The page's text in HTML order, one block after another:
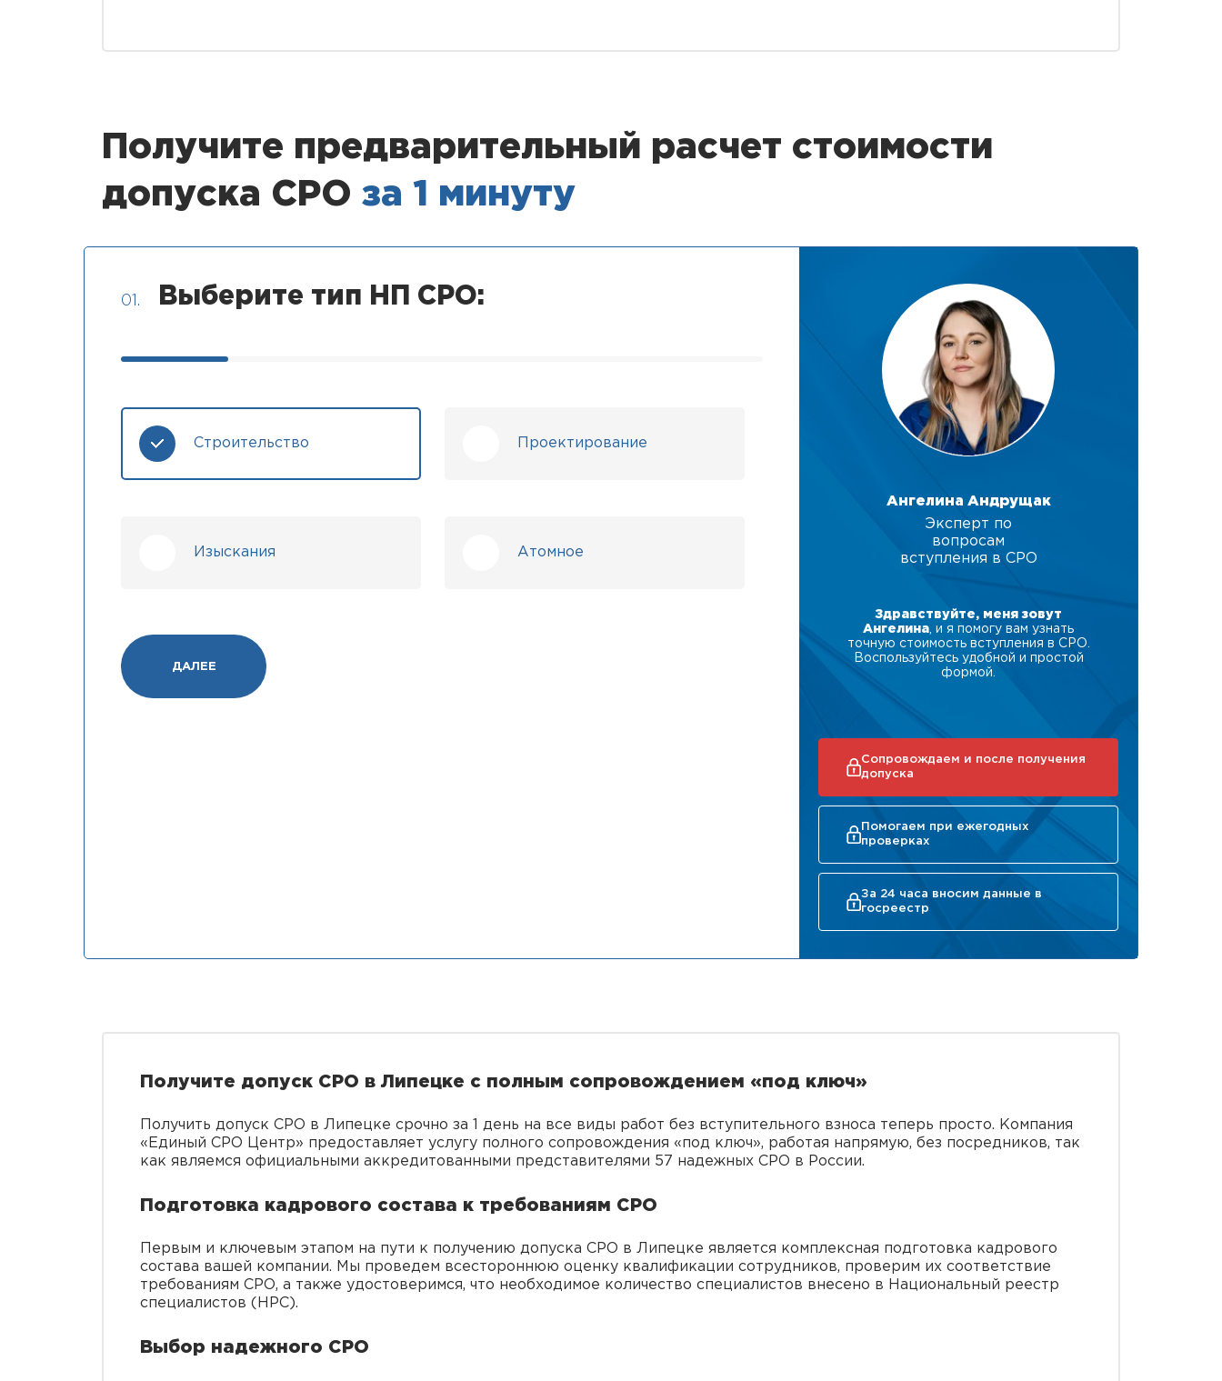
Получите предварительный расчет стоимости
допуска СРО за 1 минуту
01. Выберите тип НП СРО:
Строительство Проектирование
Изыскания Атомное
ДАЛЕЕ
Ангелина Андрущак
Эксперт по
вопросам
вступления в СРО
Здравствуйте, меня зовут
Ангелина , и я помогу вам узнать
точную стоимость вступления в СРО.
Воспользуйтесь удобной и простой
формой.
Сопровождаем и после получения
допуска
Помогаем при ежегодных
проверках
За 24 часа вносим данные в
госреестр
Получите допуск СРО в Липецке с полным сопровождением «под ключ»
Получить допуск СРО в Липецке срочно за 1 день на все виды работ без вступительного взноса теперь просто. Компания
«Единый СРО Центр» предоставляет услугу полного сопровождения «под ключ», работая напрямую, без посредников, так
как являемся официальными аккредитованными представителями 57 надежных СРО в России.
Подготовка кадрового состава к требованиям СРО
Первым и ключевым этапом на пути к получению допуска СРО в Липецке является комплексная подготовка кадрового
состава вашей компании. Мы проведем всестороннюю оценку квалификации сотрудников, проверим их соответствие
требованиям СРО, а также удостоверимся, что необходимое количество специалистов внесено в Национальный реестр
специалистов (НРС).
Выбор надежного СРО